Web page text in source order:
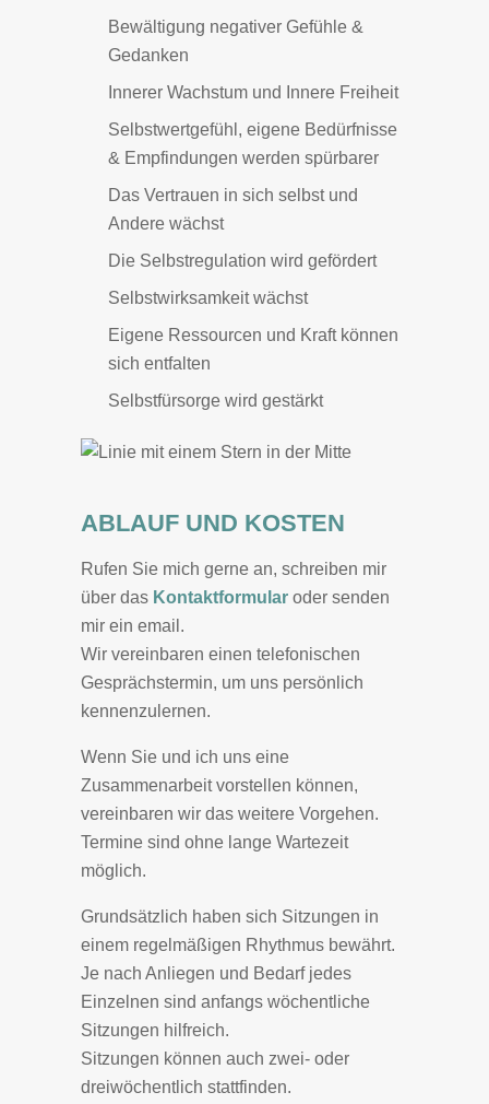
Bewältigung negativer Gefühle &
Gedanken
Innerer Wachstum und Innere Freiheit
Selbstwertgefühl, eigene Bedürfnisse
& Empfindungen werden spürbarer
Das Vertrauen in sich selbst und
Andere wächst
Die Selbstregulation wird gefördert
Selbstwirksamkeit wächst
Eigene Ressourcen und Kraft können
sich entfalten
Selbstfürsorge wird gestärkt
ABLAUF UND KOSTEN
Rufen Sie mich gerne an, schreiben mir
über das Kontaktformular oder senden
mir ein email.
Wir vereinbaren einen telefonischen
Gesprächstermin, um uns persönlich
kennenzulernen.
Wenn Sie und ich uns eine
Zusammenarbeit vorstellen können,
vereinbaren wir das weitere Vorgehen.
Termine sind ohne lange Wartezeit
möglich.
Grundsätzlich haben sich Sitzungen in
einem regelmäßigen Rhythmus bewährt.
Je nach Anliegen und Bedarf jedes
Einzelnen sind anfangs wöchentliche
Sitzungen hilfreich.
Sitzungen können auch zwei- oder
dreiwöchentlich stattfinden.